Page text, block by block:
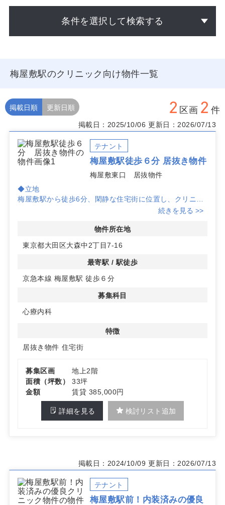
ョンの導入余地を事前に評価するとシナジーが生まれま
す。競合医療機関の診療時間・専門性・予約導線を棚卸
しし、差別化ポイントを明確化することが集患の起点に
なります。
スの確保、近隣コインパーキングの有無、同建物テナン
動機に影響します。内装コストと開業スケジュールの整
合、音・振動への配慮、感染対策動線の確保も早期に検
梅屋敷駅での開業を検討中の医師の方へ、公開前の梅屋
敷駅 クリニック向け物件や条件交渉の進め方、事業計画
の前提整理まで個別にご案内します。掲載にない物件情
報についてもお気軽にご相談ください。
条件を選択して検索する
梅屋敷駅のクリニック向け物件一覧
2 区画 2 件
掲載日順 更新日順
掲載日：2025/10/06 更新日：2026/07/13
テナント
梅屋敷駅徒歩６分 居抜き物件
梅屋敷東口 居抜物件
◆立地
梅屋敷駅から徒歩6分、閑静な住宅街に位置し、クリニッ
◆物件の特徴
事務所居抜き物件を活用することで、初期費用を抑えてス
また、エレベーターが完備されており、患者様にとっても
◆利便性
詳細はお問い合わせください。
続きを見る >>
物件所在地
東京都大田区大森中2丁目7-16
最寄駅 / 駅徒歩
京急本線 梅屋敷駅 徒歩６分
募集科目
心療内科
特徴
居抜き物件 住宅街
募集区画
地上2階
面積（坪数）
33坪
金額
賃貸 385,000円
詳細を見る 検討リスト追加
掲載日：2024/10/09 更新日：2026/07/13
テナント
梅屋敷駅前！内装済みの優良